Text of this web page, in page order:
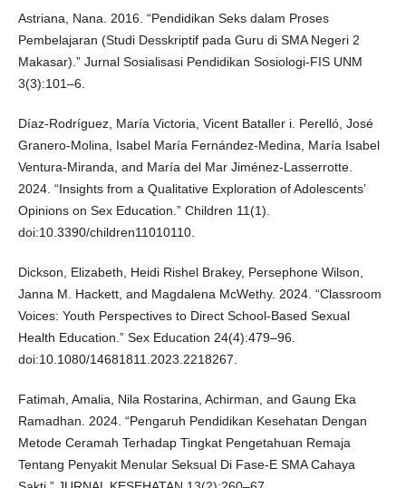
Astriana, Nana. 2016. “Pendidikan Seks dalam Proses
Pembelajaran (Studi Desskriptif pada Guru di SMA Negeri 2
Makasar).” Jurnal Sosialisasi Pendidikan Sosiologi-FIS UNM
3(3):101–6.
Díaz-Rodríguez, María Victoria, Vicent Bataller i. Perelló, José
Granero-Molina, Isabel María Fernández-Medina, María Isabel
Ventura-Miranda, and María del Mar Jiménez-Lasserrotte.
2024. “Insights from a Qualitative Exploration of Adolescents’
Opinions on Sex Education.” Children 11(1).
doi:10.3390/children11010110.
Dickson, Elizabeth, Heidi Rishel Brakey, Persephone Wilson,
Janna M. Hackett, and Magdalena McWethy. 2024. “Classroom
Voices: Youth Perspectives to Direct School-Based Sexual
Health Education.” Sex Education 24(4):479–96.
doi:10.1080/14681811.2023.2218267.
Fatimah, Amalia, Nila Rostarina, Achirman, and Gaung Eka
Ramadhan. 2024. “Pengaruh Pendidikan Kesehatan Dengan
Metode Ceramah Terhadap Tingkat Pengetahuan Remaja
Tentang Penyakit Menular Seksual Di Fase-E SMA Cahaya